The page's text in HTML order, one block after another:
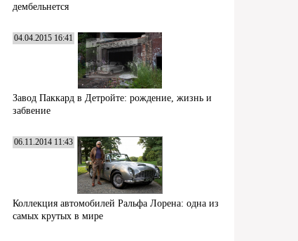
дембельнется
04.04.2015 16:41
Завод Паккард в Детройте: рождение, жизнь и
забвение
06.11.2014 11:43
Коллекция автомобилей Ральфа Лорена: одна из
самых крутых в мире